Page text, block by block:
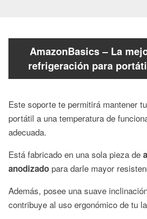
AmazonBasics – La
refrigeración para
Este soporte te permitirá mantener
portátil a una temperatura de
adecuada.
Está fabricado en una sola pieza de
anodizado para darle mayor
Además, posee una suave
contribuye al uso ergonómico de tu